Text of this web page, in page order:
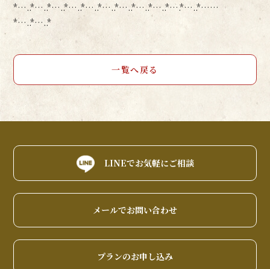
*…..*…..*…..*…..*…..*…..*…..*…..*…..*….*…..*……
*…..*…..*
一覧へ戻る
LINEでお気軽にご相談
メールでお問い合わせ
プランのお申し込み